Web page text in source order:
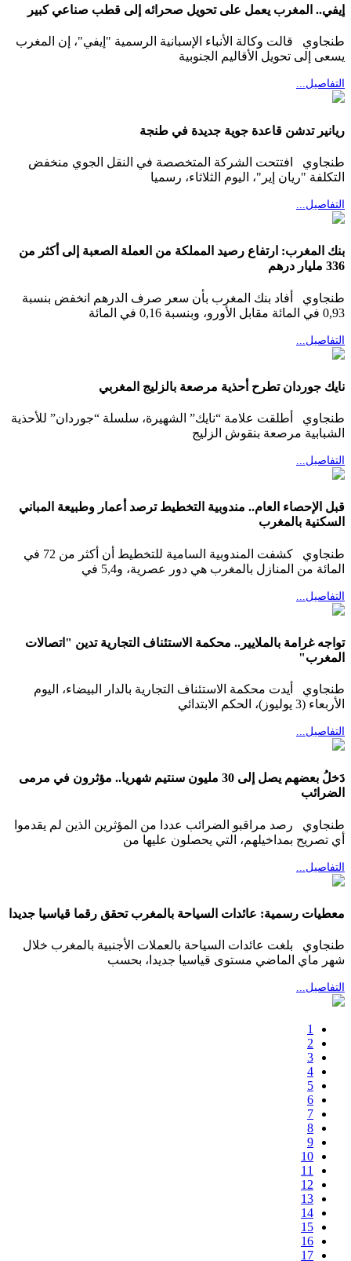
إيفي.. المغرب يعمل على تحويل صحرائه إلى قطب صناعي كبير
طنجاوي قالت وكالة الأنباء الإسبانية الرسمية "إيفي"، إن المغرب
يسعى إلى تحويل الأقاليم الجنوبية
التفاصيل...
ريانير تدشن قاعدة جوية جديدة في طنجة
طنجاوي افتتحت الشركة المتخصصة في النقل الجوي منخفض
التكلفة "ريان إير"، اليوم الثلاثاء، رسميا
التفاصيل...
بنك المغرب: ارتفاع رصيد المملكة من العملة الصعبة إلى أكثر من
336 مليار درهم
طنجاوي أفاد بنك المغرب بأن سعر صرف الدرهم انخفض بنسبة
0,93 في المائة مقابل الأورو، وبنسبة 0,16 في المائة
التفاصيل...
نايك جوردان تطرح أحذية مرصعة بالزليج المغربي
طنجاوي أطلقت علامة “نايك” الشهيرة، سلسلة “جوردان” للأحذية
الشبابية مرصعة بنقوش الزليج
التفاصيل...
قبل الإحصاء العام.. مندوبية التخطيط ترصد أعمار وطبيعة المباني
السكنية بالمغرب
طنجاوي كشفت المندوبية السامية للتخطيط أن أكثر من 72 في
المائة من المنازل بالمغرب هي دور عصرية، و5,4 في
التفاصيل...
تواجه غرامة بالملايير.. محكمة الاستئناف التجارية تدين "اتصالات
المغرب"
طنجاوي أيدت محكمة الاستئناف التجارية بالدار البيضاء، اليوم
الأربعاء (3 يوليوز)، الحكم الابتدائي
التفاصيل...
دَخلُ بعضهم يصل إلى 30 مليون سنتيم شهريا.. مؤثرون في مرمى
الضرائب
طنجاوي رصد مراقبو الضرائب عددا من المؤثرين الذين لم يقدموا
أي تصريح بمداخيلهم، التي يحصلون عليها من
التفاصيل...
معطيات رسمية: عائدات السياحة بالمغرب تحقق رقما قياسيا جديدا
طنجاوي بلغت عائدات السياحة بالعملات الأجنبية بالمغرب خلال
شهر ماي الماضي مستوى قياسيا جديدا، بحسب
التفاصيل...
1
2
3
4
5
6
7
8
9
10
11
12
13
14
15
16
17